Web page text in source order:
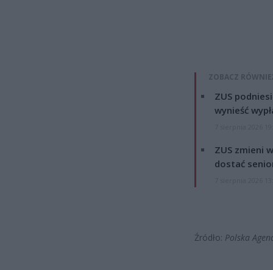
ZOBACZ
ZUS
wynieść
ZUS zmieni
dostać
Źródło: Polska